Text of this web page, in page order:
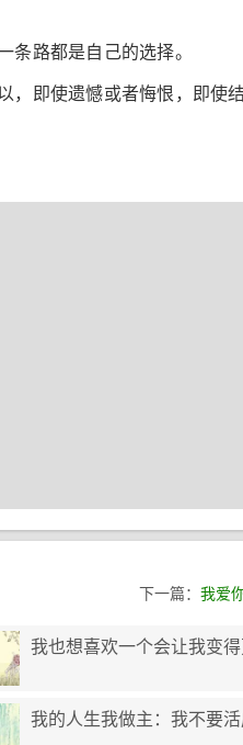
条路都是自己的选择。
，即使遗憾或者悔恨，即使
下一篇： 我爱
我也想喜欢一个会让我变得
我的人生我做主：我不要活